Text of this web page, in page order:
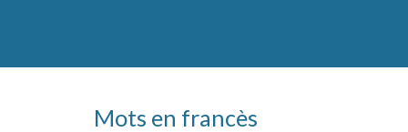
Mots en francès